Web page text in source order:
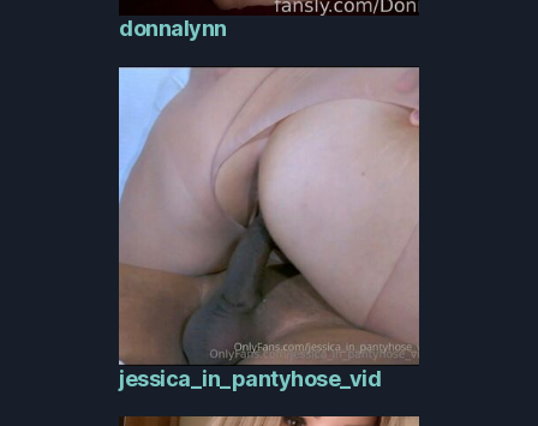
donnalynn
jessica_in_pantyhose_vid